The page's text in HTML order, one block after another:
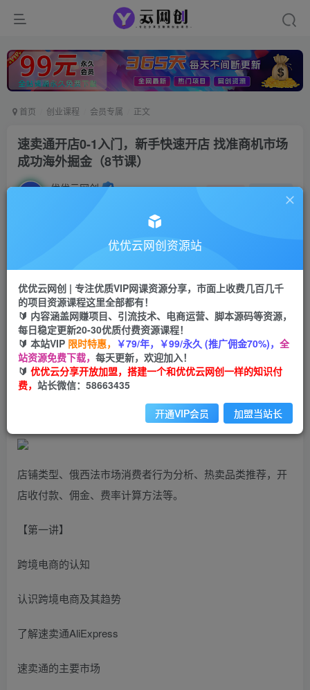
首页 创业课程 会员专属 正文
速卖通开店0-1入门，新手快速开店 找准商机市场
成功海外掘金（8节课）
优优云网创 私信
云币9.9云币99
会员免费
立即购买
您当前未登录！建议登陆后购买，可保存购买订单
店铺类型、俄西法市场消费者行为分析、热卖品类推荐，开
店收付款、佣金、费率计算方法等。
【第一讲】
跨境电商的认知
认识跨境电商及其趋势
了解速卖通AliExpress
速卖通的主要市场
优优云网创资源站
优优云网创 | 专注优质VIP网课资源分享，市面上收费几百几千
的项目资源课程这里全部都有！
🔰 内容涵盖网赚项目、引流技术、电商运营、脚本源码等资源，
每日稳定更新20-30优质付费资源课程！
🔰 本站VIP 限时特惠， ￥79/年，￥99/永久 (推广佣金70%)， 全
站资源免费下载， 每天更新，欢迎加入！
🔰 优优云分享开放加盟，搭建一个和优优云网创一样的知识付
费， 站长微信：58663435
开通VIP会员 加盟当站长